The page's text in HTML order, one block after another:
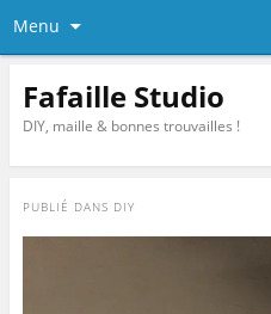
Menu
Fafaille Studio
DIY, maille & bonnes trouvailles !
PUBLIÉ DANS DIY